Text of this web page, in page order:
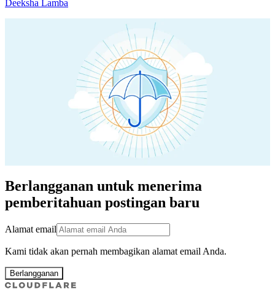
Deeksha Lamba
Berlangganan untuk menerima
pemberitahuan postingan baru
Alamat email
Kami tidak akan pernah membagikan alamat email Anda.
Berlangganan